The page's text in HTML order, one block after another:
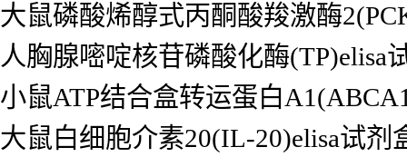
大鼠磷酸烯醇式丙酮酸羧激酶
人胸腺嘧啶核苷磷酸化酶(TP)elisa
小鼠ATP结合盒转运蛋白
大鼠白细胞介素20(IL-20)elisa试剂